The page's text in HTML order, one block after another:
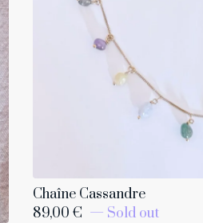
Chaîne Cassandre
89,00 € — Sold out